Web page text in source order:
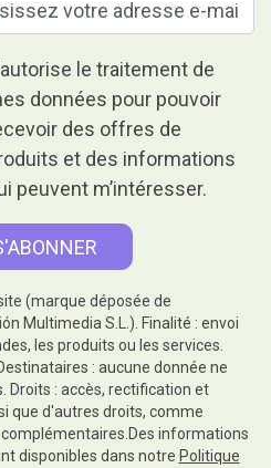
le traitement de
données pour pouvoir
des offres de
et des informations
peuvent m’intéresser.
(marque déposée de
Multimedia S.L.). Finalité : envoi
les produits ou les services.
: aucune donnée ne
Droits : accès, rectification et
que d'autres droits, comme
informations
disponibles dans notre Politique